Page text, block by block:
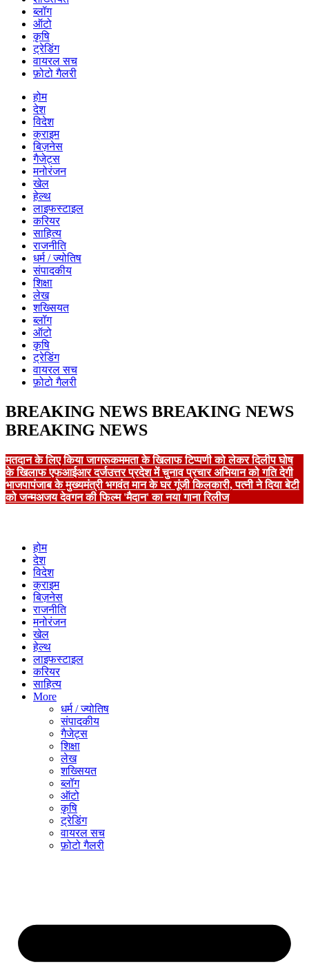
ब्लॉग
ऑटो
कृषि
ट्रेडिंग
वायरल सच
फ़ोटो गैलरी
होम
देश
विदेश
क्राइम
बिज़नेस
गैजेट्स
मनोरंजन
खेल
हेल्थ
लाइफस्टाइल
करियर
साहित्य
राजनीति
धर्म / ज्योतिष
संपादकीय
शिक्षा
लेख
शख्सियत
ब्लॉग
ऑटो
कृषि
ट्रेडिंग
वायरल सच
फ़ोटो गैलरी
BREAKING NEWS BREAKING NEWS
BREAKING NEWS
मतदान के लिए किया जागरूकममता के खिलाफ टिप्पणी को लेकर दिलीप घोष
के खिलाफ एफआईआर दर्जउत्तर प्रदेश में चुनाव प्रचार अभियान को गति देगी
भाजपापंजाब के मुख्यमंत्री भगवंत मान के घर गूंजी किलकारी, पत्नी ने दिया बेटी
को जन्मअजय देवगन की फिल्म 'मैदान' का नया गाना रिलीज
होम
देश
विदेश
क्राइम
बिज़नेस
राजनीति
मनोरंजन
खेल
हेल्थ
लाइफस्टाइल
करियर
साहित्य
More
धर्म / ज्योतिष
संपादकीय
गैजेट्स
शिक्षा
लेख
शख्सियत
ब्लॉग
ऑटो
कृषि
ट्रेडिंग
वायरल सच
फ़ोटो गैलरी